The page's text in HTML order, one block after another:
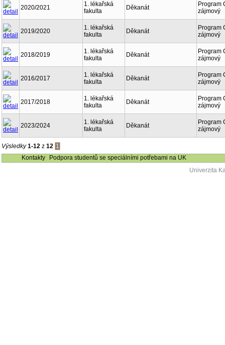
2020/2021
1. lékařská
fakulta
Děkanát
Program
zájmový
2019/2020
1. lékařská
fakulta
Děkanát
Program
zájmový
2018/2019
1. lékařská
fakulta
Děkanát
Program
zájmový
2016/2017
1. lékařská
fakulta
Děkanát
Program
zájmový
2017/2018
1. lékařská
fakulta
Děkanát
Program
zájmový
2023/2024
1. lékařská
fakulta
Děkanát
Program
zájmový
Výsledky1-12 z 12 1
Kontakty
Podpora studentů se speciálními potřebami na UK
Univerzita